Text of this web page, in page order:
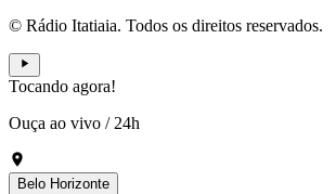
© Rádio Itatiaia. Todos os direitos reservados.
Tocando agora!
Ouça ao vivo / 24h
Belo Horizonte